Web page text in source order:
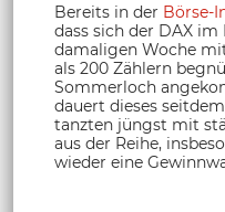
Bereits in der Börse-
dass sich der DAX im
damaligen Woche
als 200 Zählern
Sommerloch
dauert dieses
tanzten jüngst mit
aus der Reihe,
wieder eine